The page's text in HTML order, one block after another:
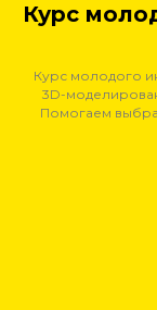
Курс
Курс молодого
3D-
Помогаем